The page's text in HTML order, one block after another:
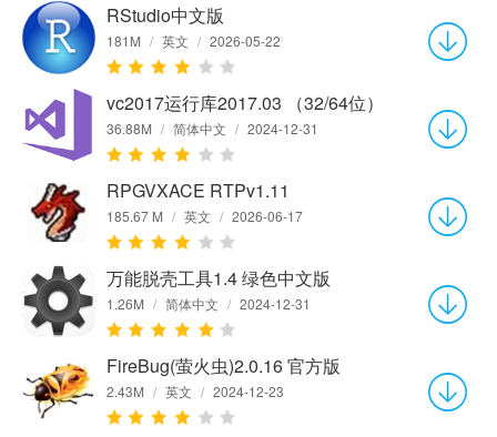
RStudio中文版
181M / 英文 / 2026-05-22
vc2017运行库2017.03 （32/64位）
36.88M / 简体中文 / 2024-12-31
RPGVXACE RTPv1.11
185.67 M / 英文 / 2026-06-17
万能脱壳工具1.4 绿色中文版
1.26M / 简体中文 / 2024-12-31
FireBug(萤火虫)2.0.16 官方版
2.43M / 英文 / 2024-12-23